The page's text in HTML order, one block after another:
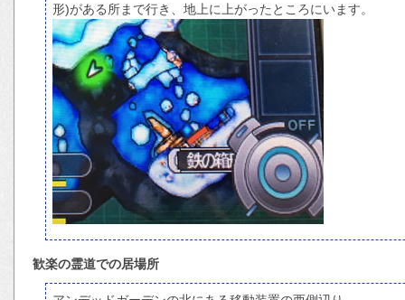
形)がある所まで行き、地上に上がったところにいます。
歓楽の霊道での居場所